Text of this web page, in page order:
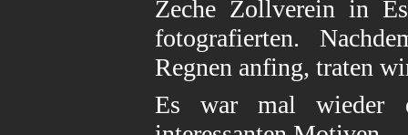
Zeche Zollverein in
fotografierten.
Regnen anfing, traten
Es war mal wieder